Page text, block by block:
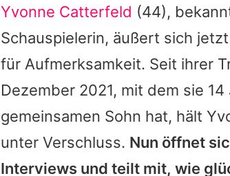
Yvonne Catterfeld (44),
Schauspielerin, äußert sich
für Aufmerksamkeit. Seit ihrer
Dezember 2021, mit dem sie
gemeinsamen Sohn hat, hält
unter Verschluss. Nun öffnet
Interviews und teilt mit, wie